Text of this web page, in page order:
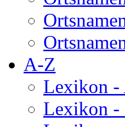
A-Z
Lexikon -
Lexikon -